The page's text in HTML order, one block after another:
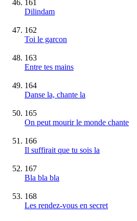
161
Dilindam
162
Toi le garcon
163
Entre tes mains
164
Danse la, chante la
165
On peut mourir le monde chante
166
Il suffirait que tu sois la
167
Bla bla bla
168
Les rendez-vous en secret